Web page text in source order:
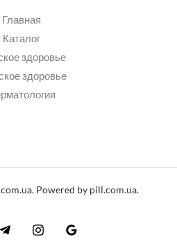
Главная
Каталог
здоровье
здоровье
Powered by pill.com.ua.